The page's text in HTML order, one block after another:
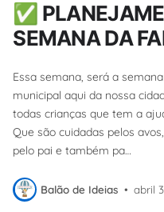
✅
SEMANA DA
Essa semana, será a
municipal aqui da nossa
todas crianças que tem a
Que são cuidadas pelos
pelo pai e também pa…
Balão de Ideias • abril